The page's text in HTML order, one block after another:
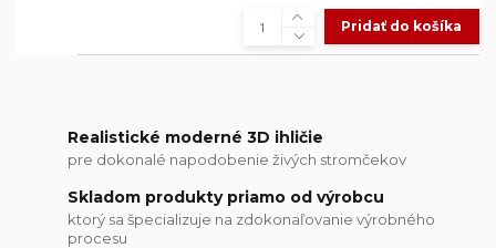
Pridať do košíka
Realistické moderné 3D ihličie
pre dokonalé napodobenie živých stromčekov
Skladom produkty priamo od výrobcu
ktorý sa špecializuje na zdokonaľovanie výrobného
procesu